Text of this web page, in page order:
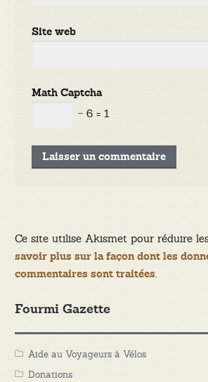
Site web
Math Captcha
− 6 = 1
Ce site utilise Akismet pour réduire
savoir plus sur la façon dont les
commentaires sont traitées.
Fourmi Gazette
Aide au Voyageurs à Vélos
Donations